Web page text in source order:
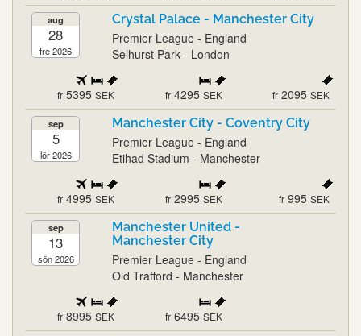
aug
28
fre 2026
Crystal Palace - Manchester City
Premier League - England
Selhurst Park - London
fr 5395 SEK fr 4295 SEK fr 2095 SEK
sep
5
lör 2026
Manchester City - Coventry City
Premier League - England
Etihad Stadium - Manchester
fr 4995 SEK fr 2995 SEK fr 995 SEK
sep
13
sön 2026
Manchester United -
Manchester City
Premier League - England
Old Trafford - Manchester
fr 8995 SEK fr 6495 SEK